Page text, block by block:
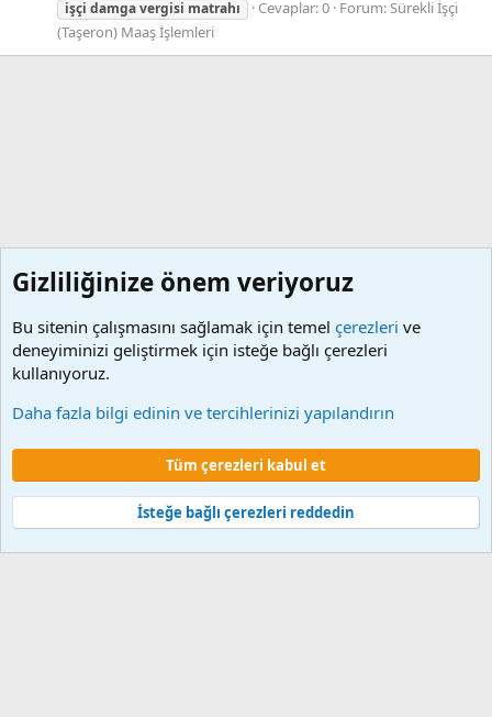
işçi damgavergisi matrahı Cevaplar: 0 Forum: Sürekli İşçi
(Taşeron) Maaş İşlemleri
Çerezler
Şartlar ve kurallar
Gizlilik politikası Yardım Ana sayfa
Community platform by XenForo © 2010-2024 XenForo Ltd.
Türkçe yama 🇹🇷 [XGT] Yazılım ve web hizmetleri 2014-2024
Gizliliğinize önem veriyoruz
Bu sitenin çalışmasını sağlamak için temel çerezleri ve
deneyiminizi geliştirmek için isteğe bağlı çerezleri
kullanıyoruz.
Daha fazla bilgi edinin ve tercihlerinizi yapılandırın
Tüm çerezleri kabul et
İsteğe bağlı çerezleri reddedin